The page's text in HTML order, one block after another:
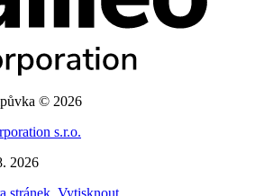
© 2026
s.r.o.
2026
stránek Vytisknout